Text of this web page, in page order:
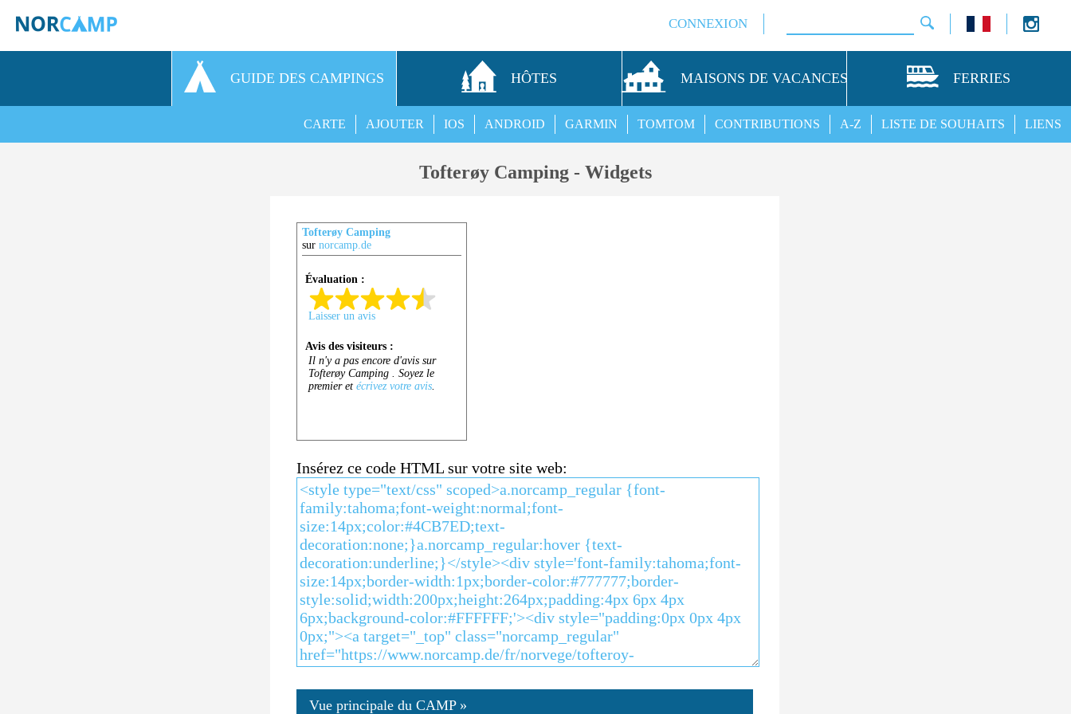
CONNEXION
GUIDE DES CAMPINGS HÔTES MAISONS DE VACANCES FERRIES
LIENS
LISTE DE SOUHAITS
A-Z
CONTRIBUTIONS
TOMTOM
GARMIN
ANDROID
IOS
AJOUTER
CARTE
Tofterøy Camping - Widgets
Tofterøy Camping
surnorcamp.de
Insérez ce code HTML sur votre site web:
Vue principale du CAMP »